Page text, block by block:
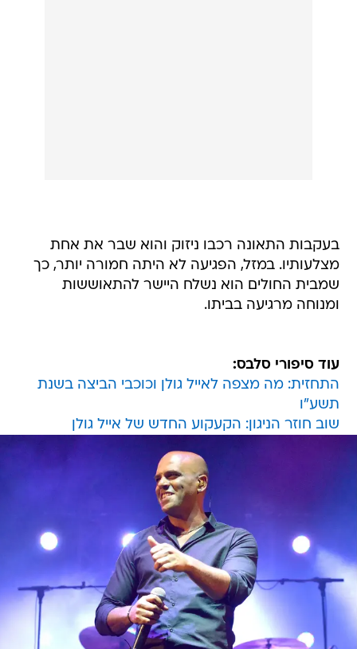
בעקבות התאונה רכבו ניזוק והוא שבר את אחת
מצלעותיו. במזל, הפגיעה לא היתה חמורה יותר, כך
שמבית החולים הוא נשלח היישר להתאוששות
ומנוחה מרגיעה בביתו.
עוד סיפורי סלבס:
התחזית: מה מצפה לאייל גולן וכוכבי הביצה בשנת
תשע"ו
שוב חוזר הניגון: הקעקוע החדש של אייל גולן